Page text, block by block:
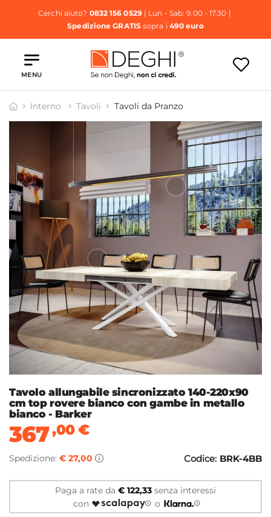
Cerchi aiuto? 0832 156 0529| Lun - Sab: 9.00 - 17.30 |
Spedizione GRATISsopra i 490 euro
MENU
Interno Tavoli Tavoli da Pranzo
Tavolo allungabile sincronizzato 140-220x90
cm top rovere bianco con gambe in metallo
bianco - Barker
367,00€
Spedizione: € 27,00 Codice: BRK-4BB
Paga a rate da € 122,33 senza interessi
con
o